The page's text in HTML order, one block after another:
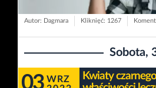
Autor: Dagmara Kliknięć: 1267
Sobota,
03 WRZ
Kwiaty